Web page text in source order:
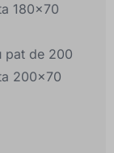
180x70
pat de 200
200x70